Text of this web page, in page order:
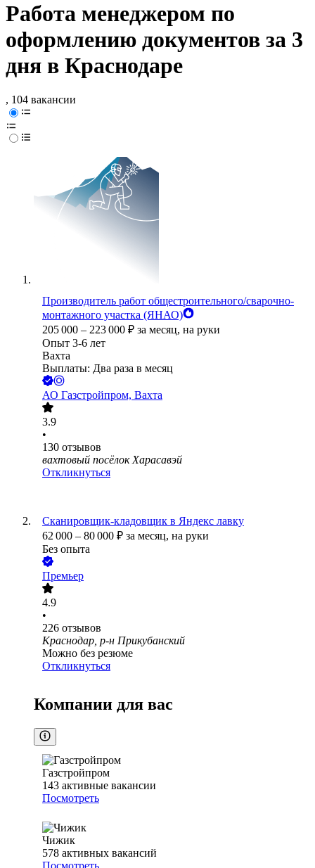
Работа менеджером по
оформлению документов за 3
дня в Краснодаре
, 104 вакансии
Производитель работ общестроительного/сварочно-
монтажного участка (ЯНАО)
205 000 – 223 000 ₽ за месяц, на руки
Опыт 3-6 лет
Вахта
Выплаты: Два раза в месяц
АО Газстройпром, Вахта
3.9
•
130 отзывов
вахтовый посёлок Харасавэй
Откликнуться
Сканировщик-кладовщик в Яндекс лавку
62 000 – 80 000 ₽ за месяц, на руки
Без опыта
Премьер
4.9
•
226 отзывов
Краснодар, р-н Прикубанский
Можно без резюме
Откликнуться
Компании для вас
Газстройпром
143 активные вакансии
Посмотреть
Чижик
578 активных вакансий